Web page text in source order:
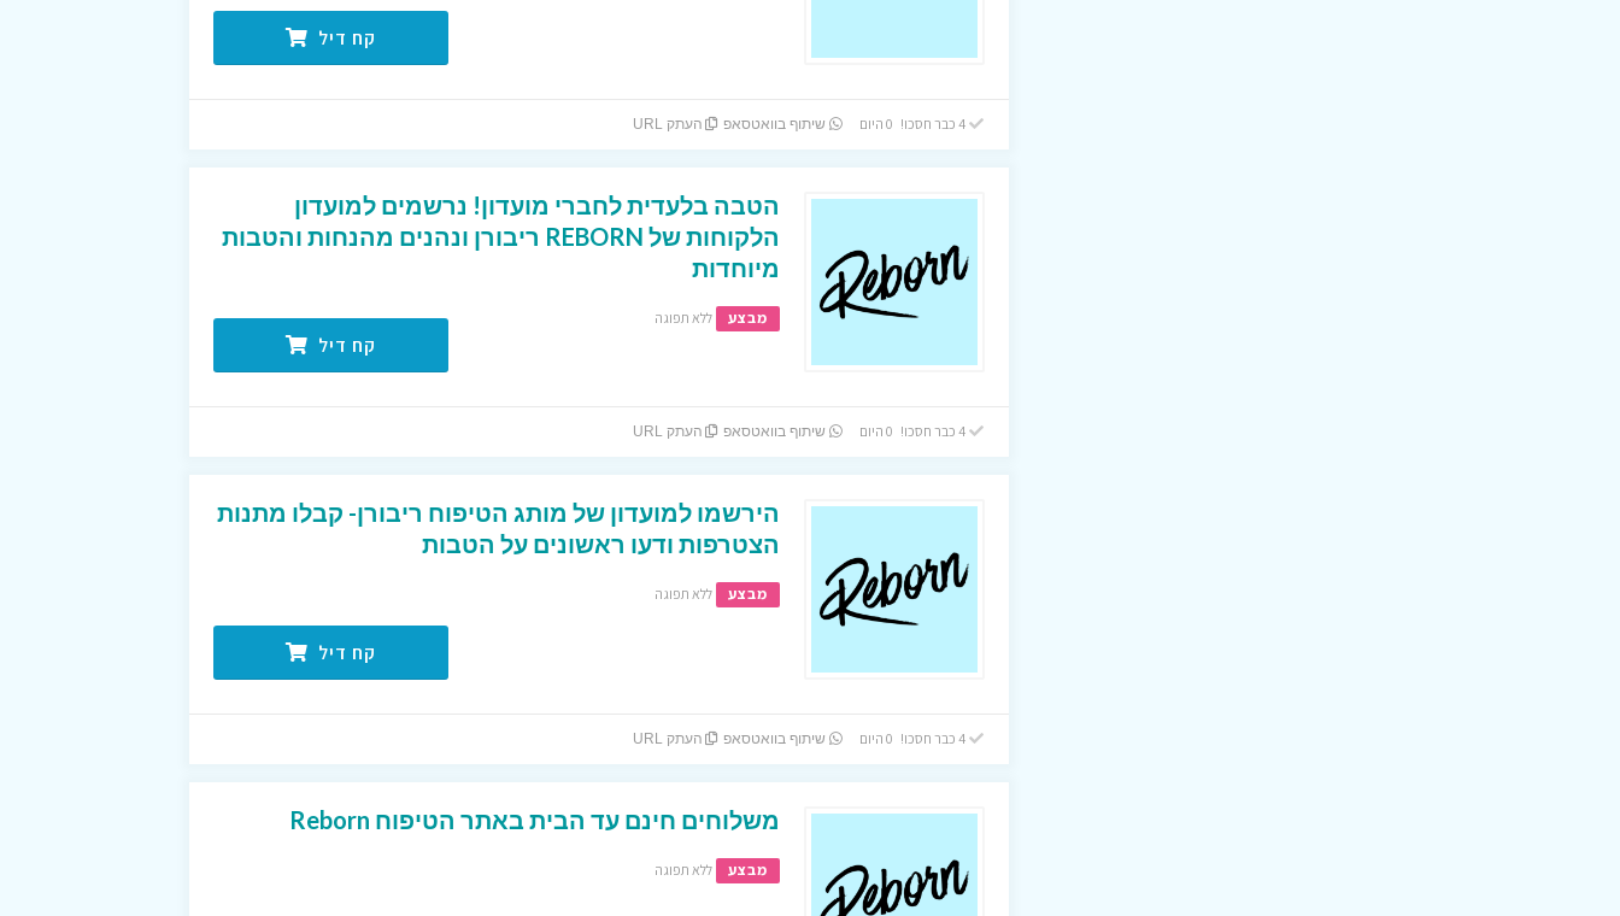
קח דיל
4 כבר חסכו! 0 היום שיתוף בוואטסאפ העתק URL
הטבה בלעדית לחברי מועדון! נרשמים למועדון
הלקוחות של REBORN ריבורן ונהנים מהנחות והטבות
מיוחדות
מבצע ללא תפוגה
קח דיל
4 כבר חסכו! 0 היום שיתוף בוואטסאפ העתק URL
הירשמו למועדון של מותג הטיפוח ריבורן- קבלו מתנות
הצטרפות ודעו ראשונים על הטבות
מבצע ללא תפוגה
קח דיל
4 כבר חסכו! 0 היום שיתוף בוואטסאפ העתק URL
משלוחים חינם עד הבית באתר הטיפוח Reborn
מבצע ללא תפוגה